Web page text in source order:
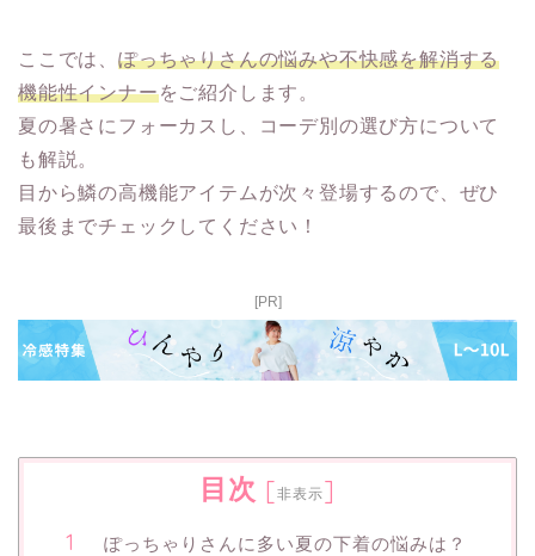
ここでは、 ぽっちゃりさんの悩みや不快感を解消する
機能性インナーをご紹介します。
夏の暑さにフォーカスし、コーデ別の選び方について
も解説。
目から鱗の高機能アイテムが次々登場するので、ぜひ
最後までチェックしてください！
[PR]
目次 [非表示]
ぽっちゃりさんに多い夏の下着の悩みは？